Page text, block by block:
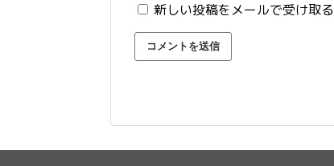
新しい投稿をメールで受け取る